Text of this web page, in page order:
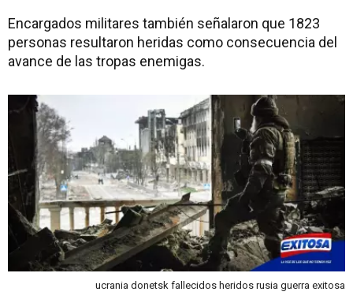
Encargados militares también señalaron que 1823
personas resultaron heridas como consecuencia del
avance de las tropas enemigas.
ucrania donetsk fallecidos heridos rusia guerra exitosa